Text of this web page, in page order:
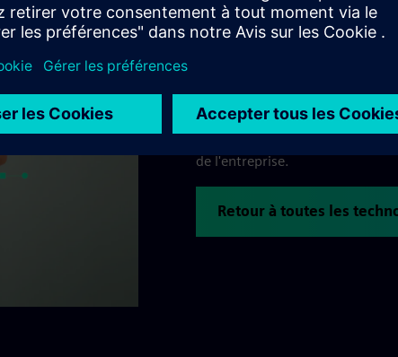
Siemens Core
Siemens s'efforce de devenir
technologie et de l'innovation
Ces technologies de base sont
clients. Des experts du
différentes entreprises
de l'entreprise.
Retour à toutes les